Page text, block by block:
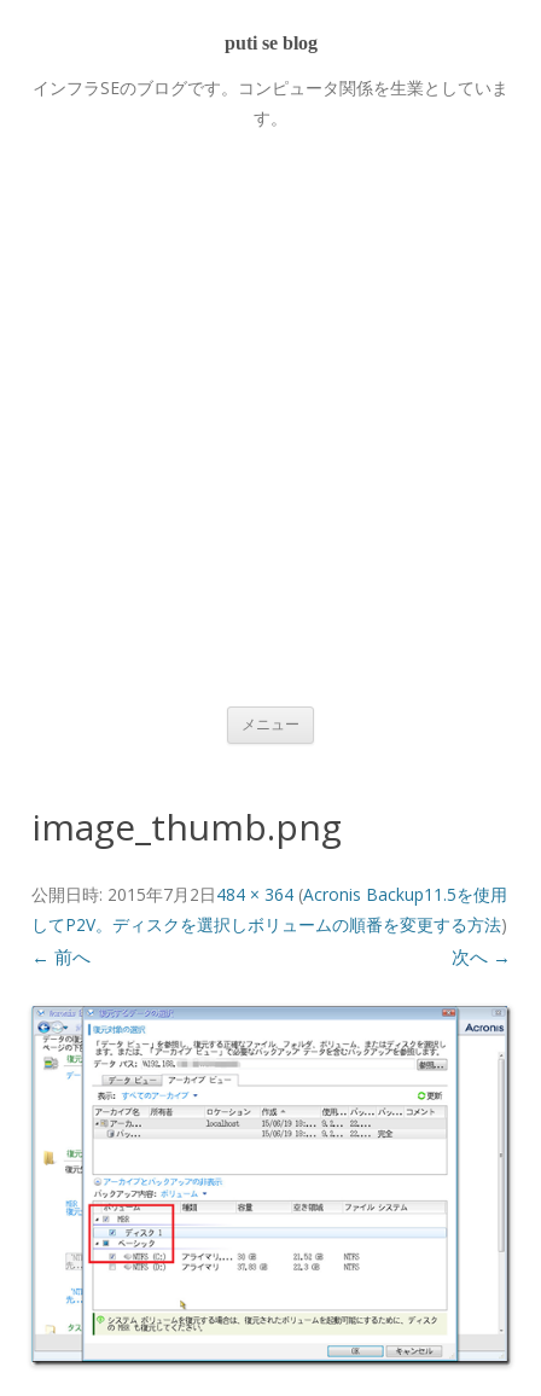
puti se blog
インフラSEのブログです。コンピュータ関係を生業としていま
す。
メニュー コンテンツへ移動
image_thumb.png
公開日時: 2015年7月2日484 × 364(Acronis Backup11.5を使用
してP2V。ディスクを選択しボリュームの順番を変更する方法)
← 前へ 次へ →